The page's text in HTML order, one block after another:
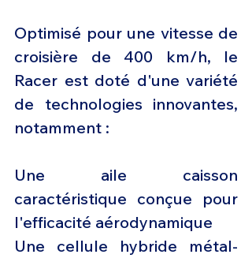
Optimisé pour une vitesse de
croisière de 400 km/h, le
Racer est doté d'une variété
de technologies innovantes,
notamment :
Une aile caisson
caractéristique conçue pour
l'efficacité aérodynamique
Une cellule hybride métal-